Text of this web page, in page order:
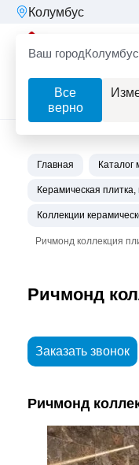
Колумбус
Ваш город
Все
верно
Главная Каталог
Керамическая
Коллекции
Ричмонд коллекция
Ричмонд
Заказать звонок
Ричмонд